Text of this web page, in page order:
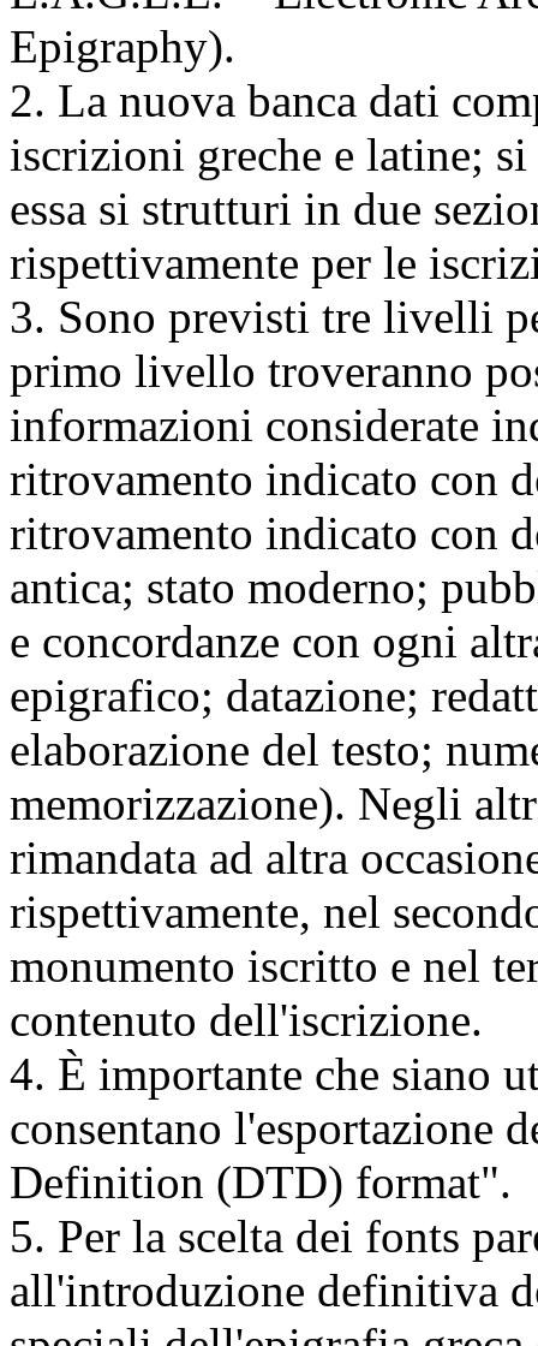
Epigraphy).
2. La nuova banca dati
iscrizioni greche e latine;
essa si strutturi in due
rispettivamente per le
3. Sono previsti tre livelli
primo livello troveranno
informazioni considerate
ritrovamento indicato con
ritrovamento indicato con
antica; stato moderno;
e concordanze con ogni
epigrafico; datazione;
elaborazione del testo;
memorizzazione). Negli
rimandata ad altra
rispettivamente, nel
monumento iscritto e nel
contenuto dell'iscrizione.
4. È importante che siano
consentano l'esportazione
Definition (DTD) format".
5. Per la scelta dei fonts
all'introduzione definitiva